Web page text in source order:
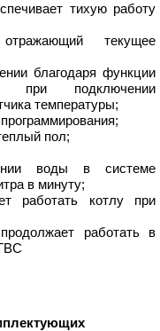
тихую работу
текущее
благодаря функции
при подключении
температуры;
пол;
воды в системе
в минуту;
работать котлу при
работать в